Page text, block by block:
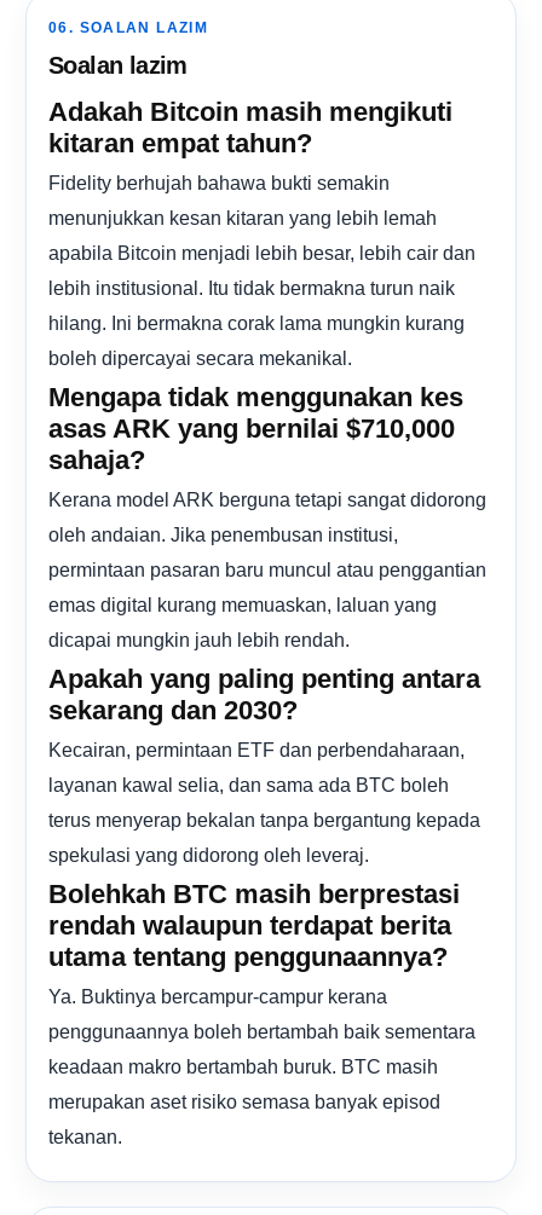
06. SOALAN LAZIM
Soalan lazim
Adakah Bitcoin masih mengikuti
kitaran empat tahun?
Fidelity berhujah bahawa bukti semakin
menunjukkan kesan kitaran yang lebih lemah
apabila Bitcoin menjadi lebih besar, lebih cair dan
lebih institusional. Itu tidak bermakna turun naik
hilang. Ini bermakna corak lama mungkin kurang
boleh dipercayai secara mekanikal.
Mengapa tidak menggunakan kes
asas ARK yang bernilai $710,000
sahaja?
Kerana model ARK berguna tetapi sangat didorong
oleh andaian. Jika penembusan institusi,
permintaan pasaran baru muncul atau penggantian
emas digital kurang memuaskan, laluan yang
dicapai mungkin jauh lebih rendah.
Apakah yang paling penting antara
sekarang dan 2030?
Kecairan, permintaan ETF dan perbendaharaan,
layanan kawal selia, dan sama ada BTC boleh
terus menyerap bekalan tanpa bergantung kepada
spekulasi yang didorong oleh leveraj.
Bolehkah BTC masih berprestasi
rendah walaupun terdapat berita
utama tentang penggunaannya?
Ya. Buktinya bercampur-campur kerana
penggunaannya boleh bertambah baik sementara
keadaan makro bertambah buruk. BTC masih
merupakan aset risiko semasa banyak episod
tekanan.